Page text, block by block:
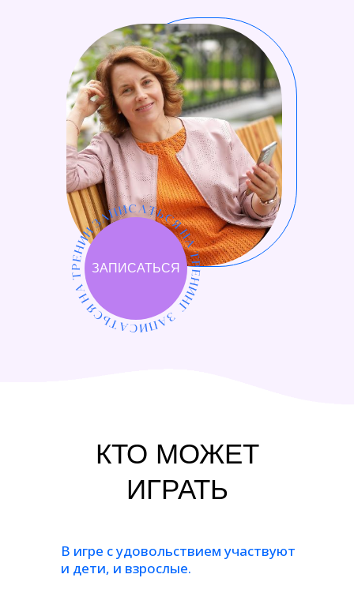
ЗАПИСАТЬСЯ
В игре с удовольствием участвуют
и дети, и взрослые.
КТО МОЖЕТ
ИГРАТЬ